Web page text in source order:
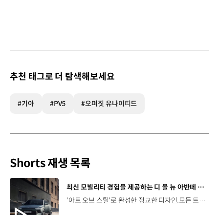
추천 태그로 더 탐색해보세요
#기아 #PV5 #오퍼짓 유나이티드
Shorts 재생 목록
[동영상]
최신 모빌리티 경험을 제공하는 디 올 뉴 아반떼 계약 개시
'아트 오브 스틸'로 완성한 정교한 디자인,모든 트림에 적용된 플레오스 커넥트와 최신 안전·편의 사양까지. 차급 이상의 가치를 담은디 올 뉴 아반떼가 계약을 시작했습니다. #현대자동차 #디올뉴아반떼 #아반떼 #플레오스커넥트 #GleoAI #준중형세단 #세단